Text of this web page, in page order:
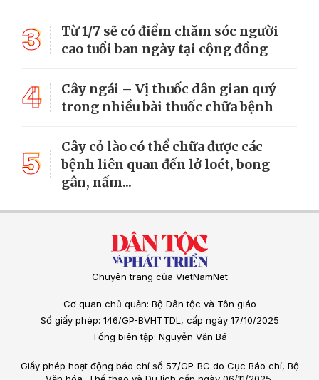
3
Từ 1/7 sẽ có điểm chăm sóc người
cao tuổi ban ngày tại cộng đồng
4
Cây ngái – Vị thuốc dân gian quý
trong nhiều bài thuốc chữa bệnh
5
Cây cỏ lào có thể chữa được các
bệnh liên quan đến lở loét, bong
gân, nấm...
Chuyên trang của VietNamNet
Cơ quan chủ quản: Bộ Dân tộc và Tôn giáo
Số giấy phép: 146/GP-BVHTTDL, cấp ngày 17/10/2025
Tổng biên tập: Nguyễn Văn Bá
Giấy phép hoạt động báo chí số 57/GP-BC do Cục Báo chí, Bộ